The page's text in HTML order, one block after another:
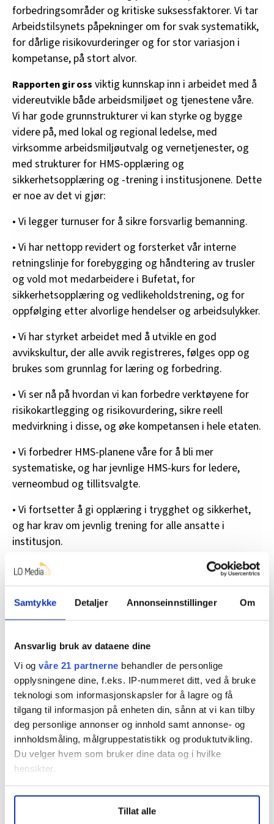
Samtykke Detaljer Annonseinnstillinger Om
Ansvarlig bruk av dataene dine
Vi og våre 21 partnerne behandler de personlige
opplysningene dine, f.eks. IP-nummeret ditt, ved å bruke
teknologi som informasjonskapsler for å lagre og få
tilgang til informasjon på enheten din, sånn at vi kan tilby
deg personlige annonser og innhold samt annonse- og
innholdsmåling, målgruppestatistikk og produktutvikling.
Du velger hvem som bruker dine data og i hvilke
hensikter.
Undermer infokan du lese om hvordan dine personlige
data behandles og hvordan du kan velge hvordan de skal
Tillat alle
forbedringsområder og kritiske suksessfaktorer. Vi tar
Arbeidstilsynets påpekninger om for svak systematikk,
for dårlige risikovurderinger og for stor variasjon i
kompetanse, på stort alvor.
Rapporten gir oss viktig kunnskap inn i arbeidet med å
videreutvikle både arbeidsmiljøet og tjenestene våre.
Vi har gode grunnstrukturer vi kan styrke og bygge
videre på, med lokal og regional ledelse, med
virksomme arbeidsmiljøutvalg og vernetjenester, og
med strukturer for HMS-opplæring og
sikkerhetsopplæring og -trening i institusjonene. Dette
er noe av det vi gjør:
• Vi legger turnuser for å sikre forsvarlig bemanning.
• Vi har nettopp revidert og forsterket vår interne
retningslinje for forebygging og håndtering av trusler
og vold mot medarbeidere i Bufetat, for
sikkerhetsopplæring og vedlikeholdstrening, og for
oppfølging etter alvorlige hendelser og arbeidsulykker.
• Vi har styrket arbeidet med å utvikle en god
avvikskultur, der alle avvik registreres, følges opp og
brukes som grunnlag for læring og forbedring.
• Vi ser nå på hvordan vi kan forbedre verktøyene for
risikokartlegging og risikovurdering, sikre reell
medvirkning i disse, og øke kompetansen i hele etaten.
• Vi forbedrer HMS-planene våre for å bli mer
systematiske, og har jevnlige HMS-kurs for ledere,
verneombud og tillitsvalgte.
• Vi fortsetter å gi opplæring i trygghet og sikkerhet,
og har krav om jevnlig trening for alle ansatte i
institusjon.
• Vi gjennomgår avtalene våre med
bedriftshelsetjenesten, for å sikre lokalt forankrede
samarbeidsplaner med dem, og for å formidle tilbud
vi kan for å forebygge risiko og ivareta medarbeiderne
våre. Derfor ser vi også Arbeidstilsynets rapport som
et viktig bidrag til forbedring. Tilsyn, funn og
anbefalinger gir oss verdifull innsikt i hvor vi må styrke
oss ytterligere.
Ambisjonen vår er ikke bare å oppfylle kravene, men å
støtte og forutsigbarhet når de utfører et av
samfunnets viktigste oppdrag.